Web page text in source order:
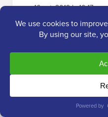
16 oct. 2019 la 10:17
Dacă doriți să
comentariile, ar
https://
tutorials/how-to-
comments-in-